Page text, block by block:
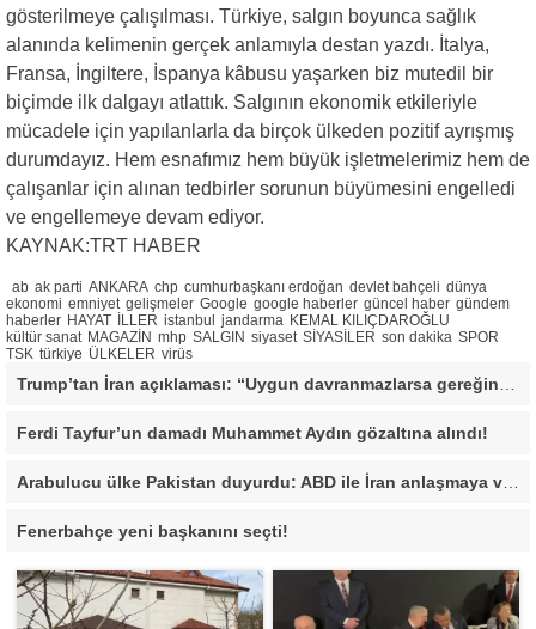
gösterilmeye çalışılması. Türkiye, salgın boyunca sağlık
alanında kelimenin gerçek anlamıyla destan yazdı. İtalya,
Fransa, İngiltere, İspanya kâbusu yaşarken biz mutedil bir
biçimde ilk dalgayı atlattık. Salgının ekonomik etkileriyle
mücadele için yapılanlarla da birçok ülkeden pozitif ayrışmış
durumdayız. Hem esnafımız hem büyük işletmelerimiz hem de
çalışanlar için alınan tedbirler sorunun büyümesini engelledi
ve engellemeye devam ediyor.
KAYNAK:TRT HABER
ab ak parti ANKARA chp cumhurbaşkanı erdoğan devlet bahçeli dünya
ekonomi emniyet gelişmeler Google google haberler güncel haber gündem
haberler HAYAT İLLER istanbul jandarma KEMAL KILIÇDAROĞLU
kültür sanat MAGAZİN mhp SALGIN siyaset SİYASİLER son dakika SPOR
TSK türkiye ÜLKELER virüs
Trump’tan İran açıklaması: “Uygun davranmazlarsa gereğini yaparım”
Ferdi Tayfur’un damadı Muhammet Aydın gözaltına alındı!
Arabulucu ülke Pakistan duyurdu: ABD ile İran anlaşmaya vardı
Fenerbahçe yeni başkanını seçti!